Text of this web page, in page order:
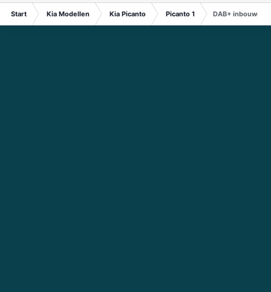
Start Kia Modellen Kia Picanto Picanto 1 DAB+ inbouwen